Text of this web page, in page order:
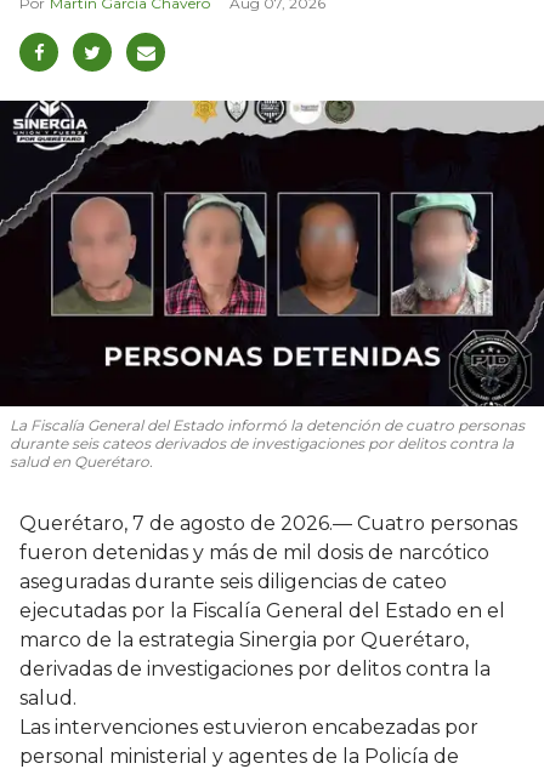
La Fiscalía General del Estado informó la detención de cuatro personas
durante seis cateos derivados de investigaciones por delitos contra la
salud en Querétaro.
Querétaro, 7 de agosto de 2026.— Cuatro personas
fueron detenidas y más de mil dosis de narcótico
aseguradas durante seis diligencias de cateo
ejecutadas por la Fiscalía General del Estado en el
marco de la estrategia Sinergia por Querétaro,
derivadas de investigaciones por delitos contra la
salud.
Las intervenciones estuvieron encabezadas por
personal ministerial y agentes de la Policía de